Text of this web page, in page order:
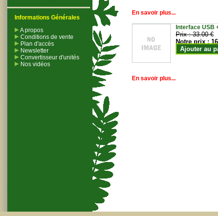
Informations Générales
A propos
Conditions de vente
Plan d'accès
Newsletter
Convertisseur d'unités
Nos vidéos
En savoir plus...
Interface USB
Prix :33.00 €
Notre prix :
Ajouter au
En savoir plus...